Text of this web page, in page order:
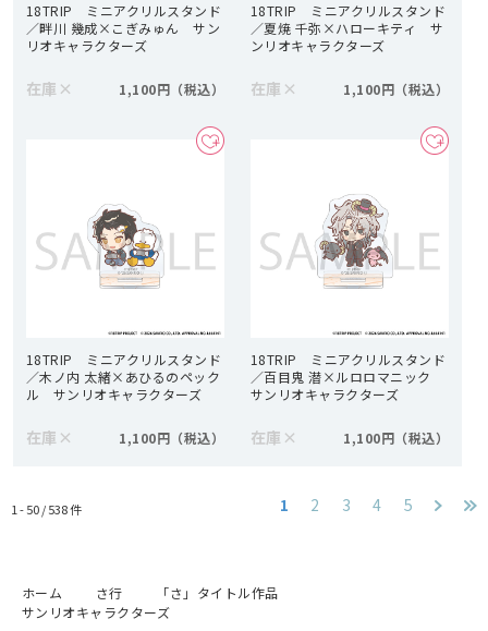
18TRIP ミニアクリルスタンド
／畔川 幾成×こぎみゅん サン
リオキャラクターズ
在庫 × 1,100円
18TRIP ミニアクリルスタンド
／夏焼 千弥×ハローキティ サ
ンリオキャラクターズ
在庫 × 1,100円
18TRIP ミニアクリルスタンド
／木ノ内 太緒×あひるのペック
ル サンリオキャラクターズ
在庫 × 1,100円
18TRIP ミニアクリルスタンド
／百目鬼 潜×ルロロマニック
サンリオキャラクターズ
在庫 × 1,100円
1 - 50 /538件 1 2 3 4 5
ホーム さ行
「さ」タイトル作品
サンリオキャラクターズ